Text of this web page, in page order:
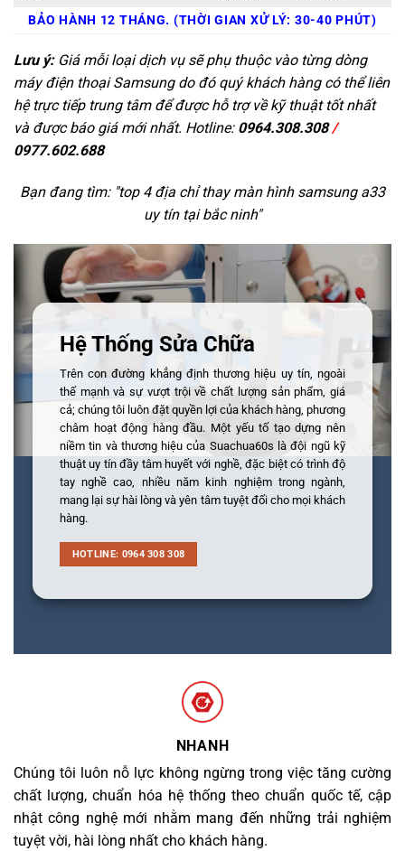
BẢO HÀNH 12 THÁNG. (THỜI GIAN XỬ LÝ: 30-40 PHÚT)
Lưu ý:Giá mỗi loại dịch vụ sẽ phụ thuộc vào từng dòng
máy điện thoại Samsung do đó quý khách hàng có thể liên
hệ trực tiếp trung tâm để được hỗ trợ về kỹ thuật tốt nhất
và được báo giá mới nhất. Hotline: 0964.308.308/
0977.602.688
Bạn đang tìm: "top 4 địa chỉ thay màn hình samsung a33
uy tín tại bắc ninh"
Hệ Thống Sửa Chữa
Trên con đường khẳng định thương hiệu uy tín, ngoài
thế mạnh và sự vượt trội về chất lượng sản phẩm, giá
cả; chúng tôi luôn đặt quyền lợi của khách hàng, phương
châm hoạt động hàng đầu. Một yếu tố tạo dựng nên
niềm tin và thương hiệu của Suachua60s là đội ngũ kỹ
thuật uy tín đầy tâm huyết với nghề, đặc biệt có trình độ
tay nghề cao, nhiều năm kinh nghiệm trong ngành,
mang lại sự hài lòng và yên tâm tuyệt đối cho mọi khách
hàng.
HOTLINE: 0964 308 308
NHANH
Chúng tôi luôn nỗ lực không ngừng trong việc tăng cường
chất lượng, chuẩn hóa hệ thống theo chuẩn quốc tế, cập
nhật công nghệ mới nhằm mang đến những trải nghiệm
tuyệt vời, hài lòng nhất cho khách hàng.